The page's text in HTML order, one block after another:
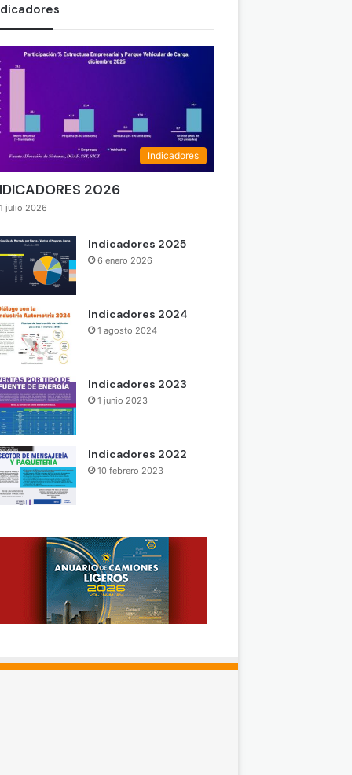
Indicadores
2026
julio 2026
Indicadores 2025
6 enero 2026
Indicadores 2024
1 agosto 2024
Indicadores 2023
1 junio 2023
Indicadores 2022
10 febrero 2023